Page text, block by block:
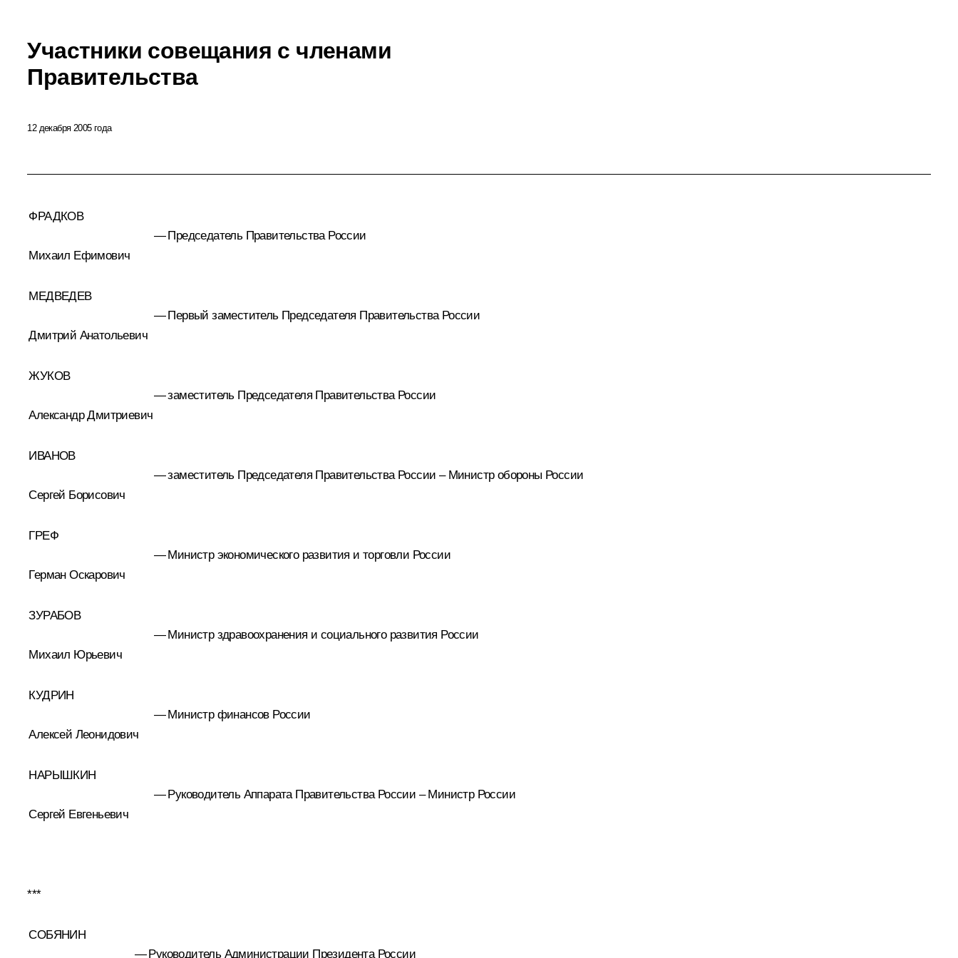
Участники совещания с членами
Правительства
12 декабря 2005 года
ФРАДКОВ
Михаил Ефимович
— Председатель Правительства России
МЕДВЕДЕВ
Дмитрий Анатольевич
— Первый заместитель Председателя Правительства России
ЖУКОВ
Александр Дмитриевич
—заместитель Председателя Правительства России
ИВАНОВ
Сергей Борисович
—заместитель Председателя Правительства России – Министр обороны России
ГРЕФ
Герман Оскарович
— Министр экономического развития и торговли России
ЗУРАБОВ
Михаил Юрьевич
— Министр здравоохранения и социального развития России
КУДРИН
Алексей Леонидович
— Министр финансов России
НАРЫШКИН
Сергей Евгеньевич
— Руководитель Аппарата Правительства России – Министр России
***
СОБЯНИН
— Руководитель Администрации Президента России